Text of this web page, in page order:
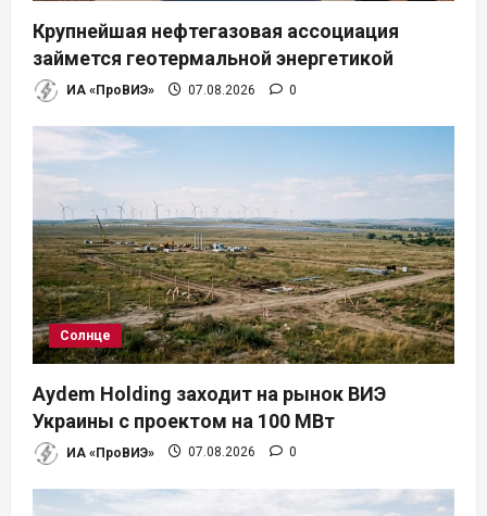
Крупнейшая нефтегазовая ассоциация
займется геотермальной энергетикой
ИА «ПроВИЭ» 07.08.2026 0
Солнце
Aydem Holding заходит на рынок ВИЭ
Украины с проектом на 100 МВт
ИА «ПроВИЭ» 07.08.2026 0